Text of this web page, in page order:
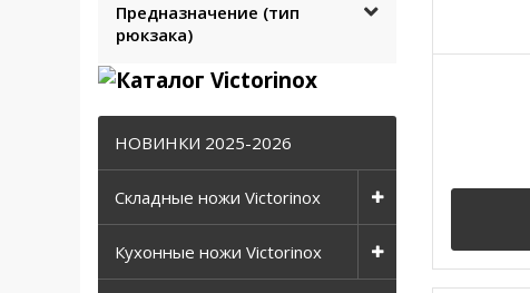
Предназначение (тип
рюкзака)
НОВИНКИ 2025-2026
Складные ножи Victorinox
Кухонные ножи Victorinox